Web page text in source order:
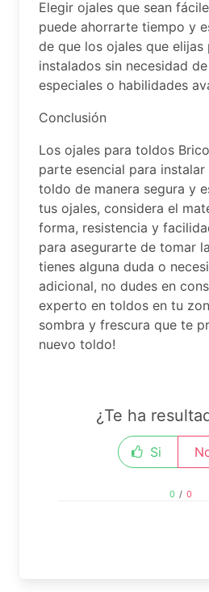
Elegir ojales que sean
puede ahorrarte tiempo y
de que los ojales que elijas
instalados sin necesidad
especiales o habilidades
Conclusión
Los ojales para toldos
parte esencial para
toldo de manera segura y
tus ojales, considera el
forma, resistencia y
para asegurarte de tomar
tienes alguna duda o
adicional, no dudes en
experto en toldos en tu
sombra y frescura que te
nuevo toldo!
¿Te ha
Si
0 / 0